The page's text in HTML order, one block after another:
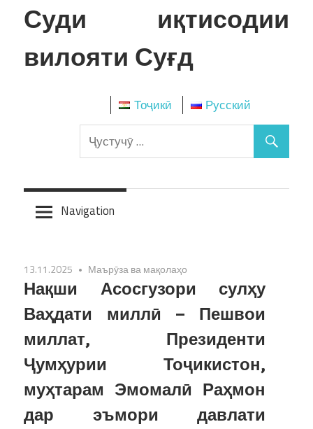
Skip
to
Суди иқтисодии
вилояти Суғд
Тоҷикӣ Русский
Navigation
13.11.2025 Маърӯза ва мақолаҳо
Нақши Асосгузори сулҳу
Ваҳдати миллӣ – Пешвои
миллат, Президенти
Ҷумҳурии Тоҷикистон,
муҳтарам Эмомалӣ Раҳмон
дар эъмори давлати